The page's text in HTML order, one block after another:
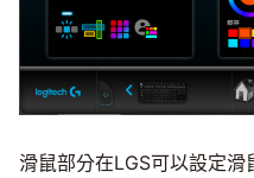
滑鼠部分在LGS可以設定滑